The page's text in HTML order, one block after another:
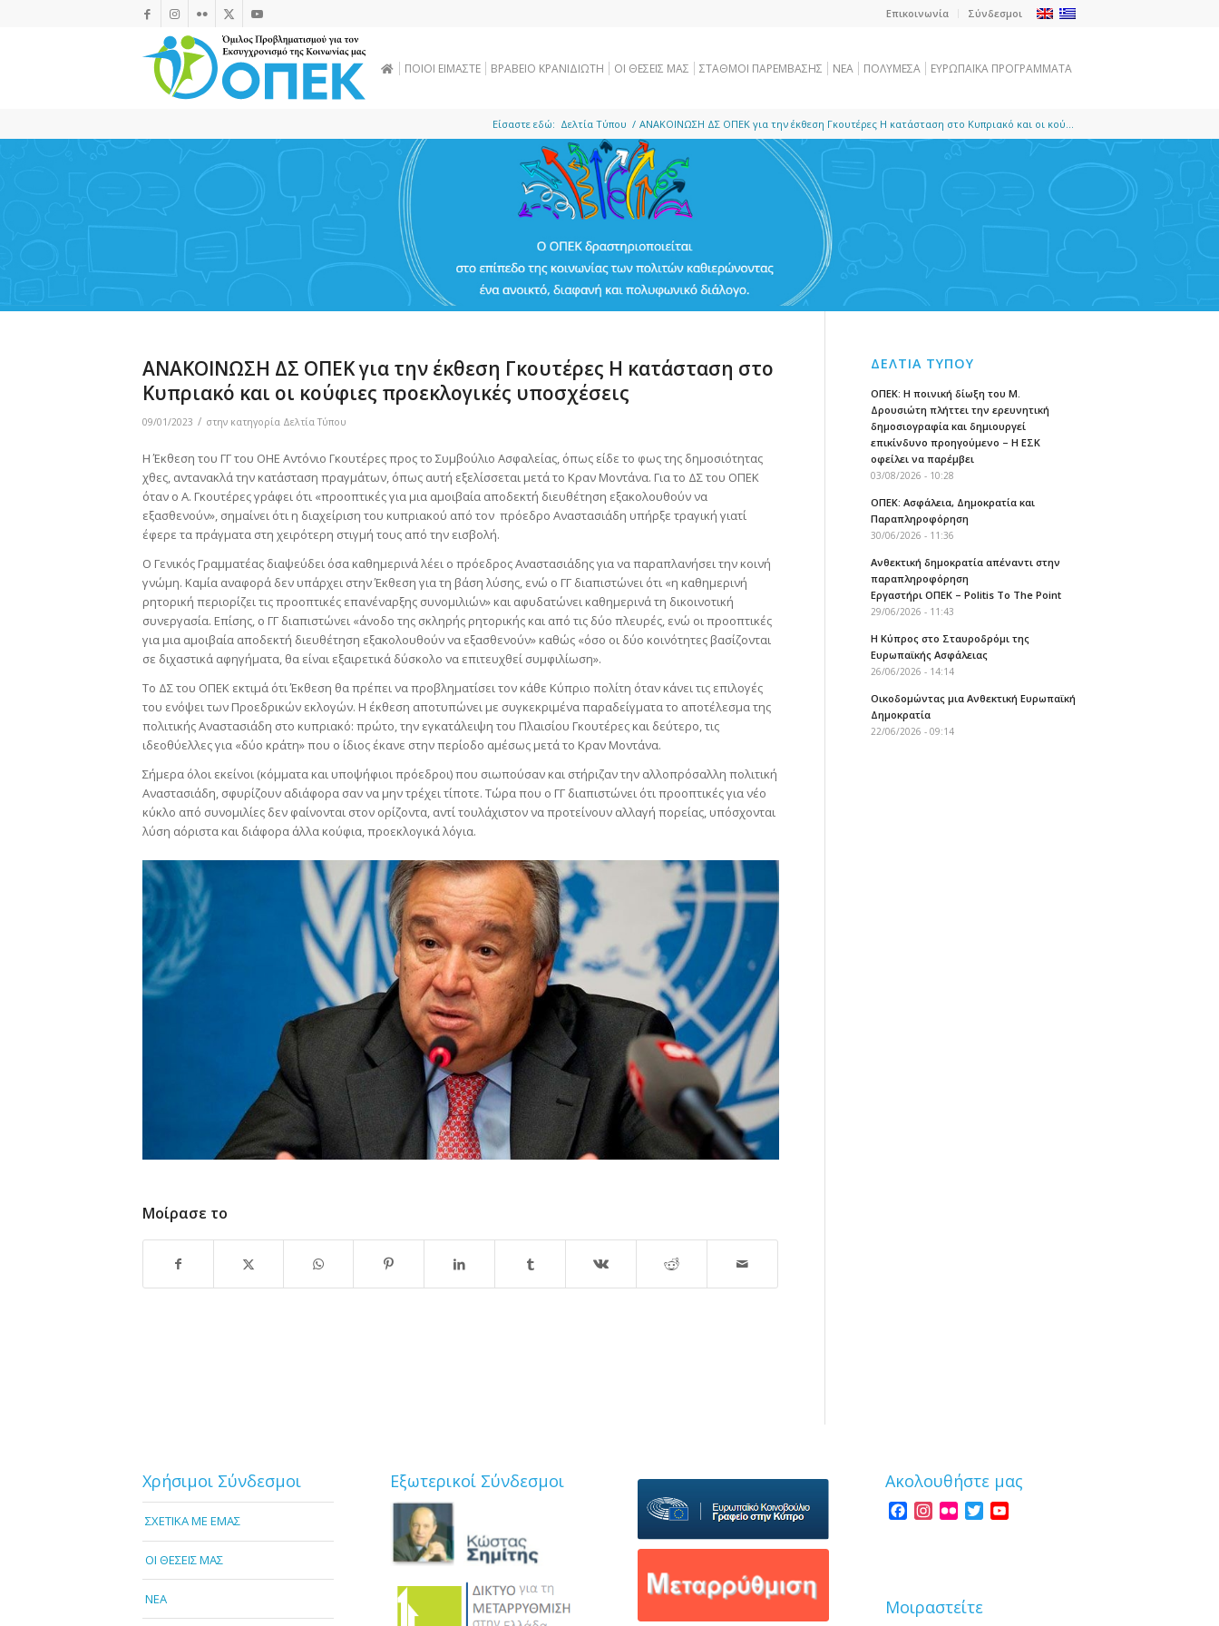
Επικοινωνία Σύνδεσμοι
ΠΟΙΟΙ ΕΙΜΑΣΤΕ ΒΡΑΒΕΙΟ ΚΡΑΝΙΔΙΩΤΗ OI ΘΕΣΕΙΣ ΜΑΣ ΣΤΑΘΜΟΙ ΠΑΡΕΜΒΑΣΗΣ NEA ΠΟΛΥΜΕΣΑ ΕΥΡΩΠΑΪΚΑ ΠΡΟΓΡΑΜΜΑΤΑ
Είσαστε εδώ: Δελτία Τύπου / ΑΝΑΚΟΙΝΩΣΗ ΔΣ ΟΠΕΚ για την έκθεση Γκουτέρες Η κατάσταση στο Κυπριακό και οι κού...
ΑΝΑΚΟΙΝΩΣΗ ΔΣ ΟΠΕΚ για την έκθεση Γκουτέρες Η κατάσταση στο
Κυπριακό και οι κούφιες προεκλογικές υποσχέσεις
09/01/2023 / στην κατηγορία Δελτία Τύπου
Η Έκθεση του ΓΓ του ΟΗΕ Αντόνιο Γκουτέρες προς το Συμβούλιο Ασφαλείας, όπως είδε το φως της δημοσιότητας
χθες, αντανακλά την κατάσταση πραγμάτων, όπως αυτή εξελίσσεται μετά το Κραν Μοντάνα. Για το ΔΣ του ΟΠΕΚ
όταν ο Α. Γκουτέρες γράφει ότι «προοπτικές για μια αμοιβαία αποδεκτή διευθέτηση εξακολουθούν να
εξασθενούν», σημαίνει ότι η διαχείριση του κυπριακού από τον πρόεδρο Αναστασιάδη υπήρξε τραγική γιατί
έφερε τα πράγματα στη χειρότερη στιγμή τους από την εισβολή.
Ο Γενικός Γραμματέας διαψεύδει όσα καθημερινά λέει ο πρόεδρος Αναστασιάδης για να παραπλανήσει την κοινή
γνώμη. Καμία αναφορά δεν υπάρχει στην Έκθεση για τη βάση λύσης, ενώ ο ΓΓ διαπιστώνει ότι «η καθημερινή
ρητορική περιορίζει τις προοπτικές επανέναρξης συνομιλιών» και αφυδατώνει καθημερινά τη δικοινοτική
συνεργασία. Επίσης, ο ΓΓ διαπιστώνει «άνοδο της σκληρής ρητορικής και από τις δύο πλευρές, ενώ οι προοπτικές
για μια αμοιβαία αποδεκτή διευθέτηση εξακολουθούν να εξασθενούν» καθώς «όσο οι δύο κοινότητες βασίζονται
σε διχαστικά αφηγήματα, θα είναι εξαιρετικά δύσκολο να επιτευχθεί συμφιλίωση».
Το ΔΣ του ΟΠΕΚ εκτιμά ότι Έκθεση θα πρέπει να προβληματίσει τον κάθε Κύπριο πολίτη όταν κάνει τις επιλογές
του ενόψει των Προεδρικών εκλογών. Η έκθεση αποτυπώνει με συγκεκριμένα παραδείγματα το αποτέλεσμα της
πολιτικής Αναστασιάδη στο κυπριακό: πρώτο, την εγκατάλειψη του Πλαισίου Γκουτέρες και δεύτερο, τις
ιδεοθύελλες για «δύο κράτη» που ο ίδιος έκανε στην περίοδο αμέσως μετά το Κραν Μοντάνα.
Σήμερα όλοι εκείνοι (κόμματα και υποψήφιοι πρόεδροι) που σιωπούσαν και στήριζαν την αλλοπρόσαλλη πολιτική
Αναστασιάδη, σφυρίζουν αδιάφορα σαν να μην τρέχει τίποτε. Τώρα που ο ΓΓ διαπιστώνει ότι προοπτικές για νέο
κύκλο από συνομιλίες δεν φαίνονται στον ορίζοντα, αντί τουλάχιστον να προτείνουν αλλαγή πορείας, υπόσχονται
λύση αόριστα και διάφορα άλλα κούφια, προεκλογικά λόγια.
Μοίρασε το
ΔΕΛΤΙΑ ΤΥΠΟΥ
ΟΠΕΚ: Η ποινική δίωξη του Μ.
Δρουσιώτη πλήττει την ερευνητική
δημοσιογραφία και δημιουργεί
επικίνδυνο προηγούμενο – Η ΕΣΚ
οφείλει να παρέμβει
03/08/2026 - 10:28
ΟΠΕΚ: Ασφάλεια, Δημοκρατία και
Παραπληροφόρηση
30/06/2026 - 11:36
Ανθεκτική δημοκρατία απέναντι στην
παραπληροφόρηση
Εργαστήρι ΟΠΕΚ – Politis To The Point
29/06/2026 - 11:43
Η Κύπρος στο Σταυροδρόμι της
Ευρωπαϊκής Ασφάλειας
26/06/2026 - 14:14
Οικοδομώντας μια Ανθεκτική Ευρωπαϊκή
Δημοκρατία
22/06/2026 - 09:14
Χρήσιμοι Σύνδεσμοι
ΣΧΕΤΙΚΑ ΜΕ ΕΜΑΣ
OI ΘΕΣΕΙΣ ΜΑΣ
NEA
Εξωτερικοί Σύνδεσμοι Ακολουθήστε μας
Facebook
Instagram
Flickr Twitter
Μοιραστείτε